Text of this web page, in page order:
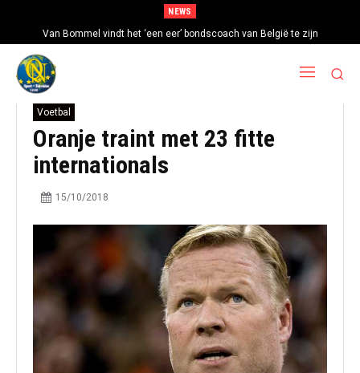
NEWS
Van Bommel vindt het ‘een eer’ bondscoach van België te zijn
Voetbal
Oranje traint met 23 fitte
internationals
15/10/2018